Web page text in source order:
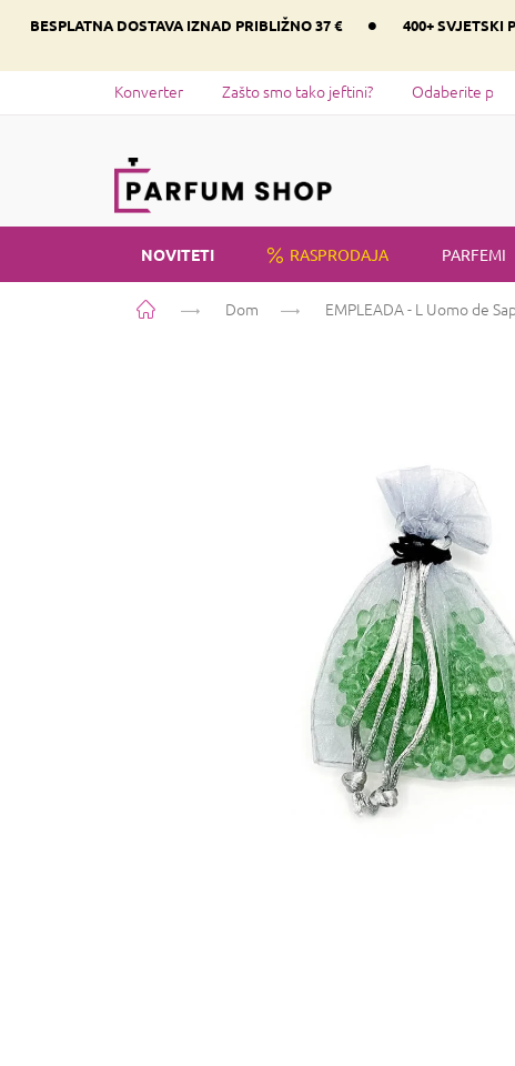
BESPLATNA DOSTAVA IZNAD PRIBLIŽNO 37 € • 400+ SVJETSKI
Konverter Zašto smo tako jeftini? Odaberite
NOVITETI RASPRODAJA PARFEMI
Početna Dom EMPLEADA - L Uomo de